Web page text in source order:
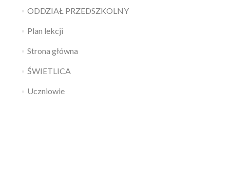
ODDZIAŁ PRZEDSZKOLNY
Plan lekcji
Strona główna
ŚWIETLICA
Uczniowie